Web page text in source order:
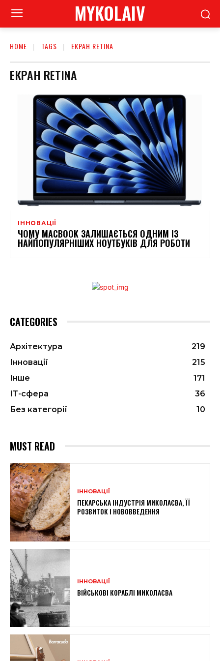
MYKOLAIV
HOME TAGS ЕКРАН RETINA
ЕКРАН RETINA
ІННОВАЦІЇ
ЧОМУ MACBOOK ЗАЛИШАЄТЬСЯ ОДНИМ ІЗ
НАЙПОПУЛЯРНІШИХ НОУТБУКІВ ДЛЯ РОБОТИ
CATEGORIES
Архітектура
219
Інновації
215
Інше
171
ІТ-сфера
36
Без категорії
10
MUST READ
ІННОВАЦІЇ
ПЕКАРСЬКА ІНДУСТРІЯ МИКОЛАЄВА, ЇЇ
РОЗВИТОК І НОВОВВЕДЕННЯ
ІННОВАЦІЇ
ВІЙСЬКОВІ КОРАБЛІ МИКОЛАЄВА